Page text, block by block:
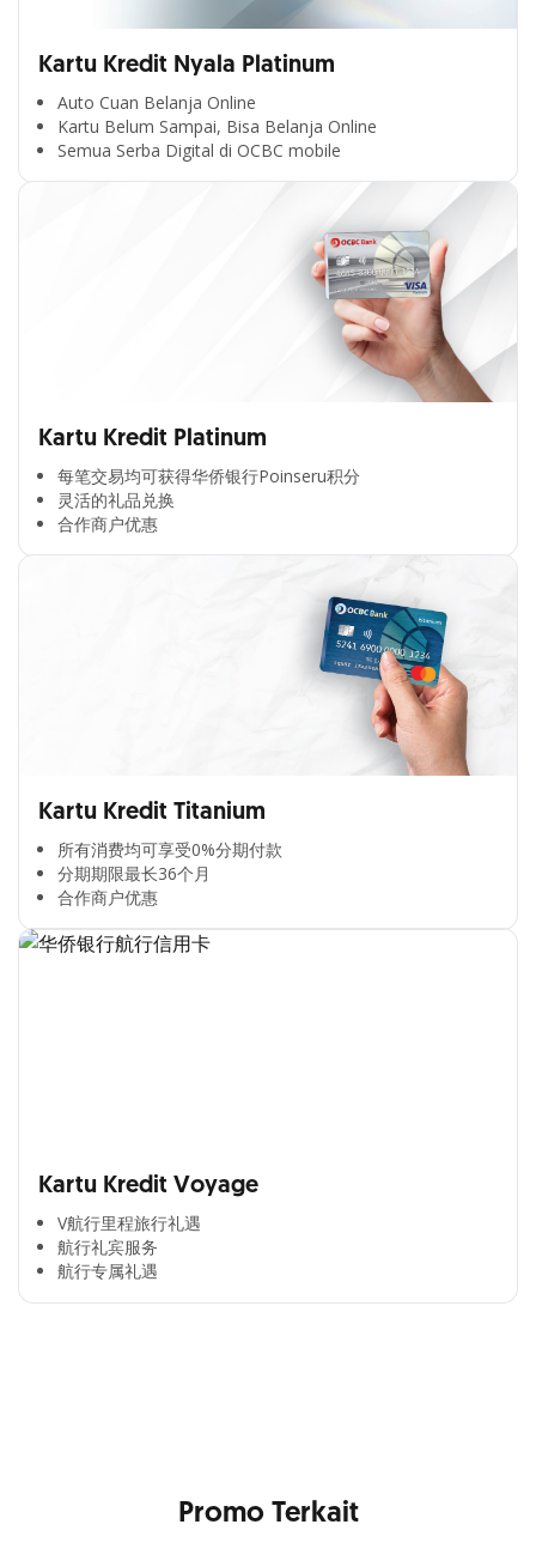
Kartu Kredit Nyala Platinum
Auto Cuan Belanja Online
Kartu Belum Sampai, Bisa Belanja Online
Semua Serba Digital di OCBC mobile
Kartu Kredit Platinum
每笔交易均可获得华侨银行Poinseru积分​
灵活的礼品兑换​
合作商户优惠​
Kartu Kredit Titanium
所有消费均可享受0%分期付款​
分期期限最长36个月​
合作商户优惠​
Kartu Kredit Voyage
V航行里程旅行礼遇
航行礼宾服务
航行专属礼遇
Cross Selling Banner Global
Promo Terkait